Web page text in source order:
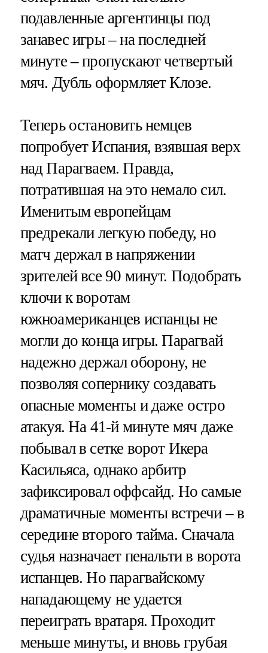
подавленные аргентинцы под
занавес игры – на последней
минуте – пропускают четвертый
мяч. Дубль оформляет Клозе.
Теперь остановить немцев
попробует Испания, взявшая верх
над Парагваем. Правда,
потратившая на это немало сил.
Именитым европейцам
предрекали легкую победу, но
матч держал в напряжении
зрителей все 90 минут. Подобрать
ключи к воротам
южноамериканцев испанцы не
могли до конца игры. Парагвай
надежно держал оборону, не
позволяя сопернику создавать
опасные моменты и даже остро
атакуя. На 41-й минуте мяч даже
побывал в сетке ворот Икера
Касильяса, однако арбитр
зафиксировал оффсайд. Но самые
драматичные моменты встречи – в
середине второго тайма. Сначала
судья назначает пенальти в ворота
испанцев. Но парагвайскому
нападающему не удается
переиграть вратаря. Проходит
меньше минуты, и вновь грубая